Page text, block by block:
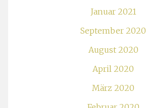
Januar 2021
September 2020
August 2020
April 2020
März 2020